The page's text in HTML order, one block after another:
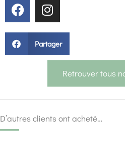
Partager
Retrouver tous
D’autres clients ont acheté…